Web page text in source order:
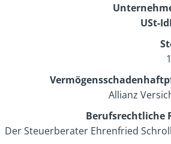
USt-
Allianz
Berufsrechtliche
Der Steuerberater Ehrenfried